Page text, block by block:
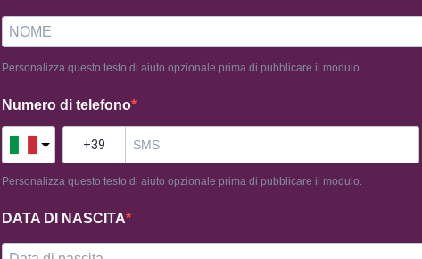
Personalizza questo testo di aiuto opzionale prima di pubblicare il modulo.
Numero di telefono
Personalizza questo testo di aiuto opzionale prima di pubblicare il modulo.
DATA DI NASCITA
AIUTO & GUIDA